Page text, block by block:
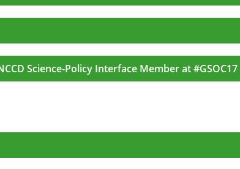
Science-Policy Interface Member at #GSOC17